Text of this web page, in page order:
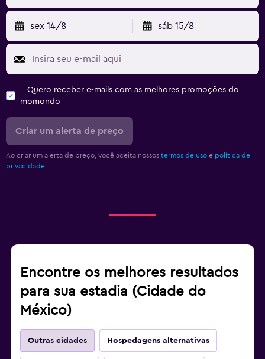
sex 14/8 sáb 15/8
Quero receber e-mails com as melhores promoções do
momondo
Criar um alerta de preço
Ao criar um alerta de preço, você aceita nossos termos de uso e política de
privacidade.
Encontre os melhores resultados
para sua estadia (Cidade do
México)
Outras cidades Hospedagens alternativas